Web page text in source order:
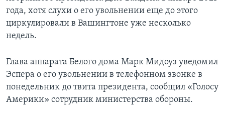
года, хотя слухи о его увольнении еще до этого
циркулировали в Вашингтоне уже несколько
недель.
Глава аппарата Белого дома Марк Мидоуз уведомил
Эспера о его увольнении в телефонном звонке в
понедельник до твита президента, сообщил «Голосу
Америки» сотрудник министерства обороны.